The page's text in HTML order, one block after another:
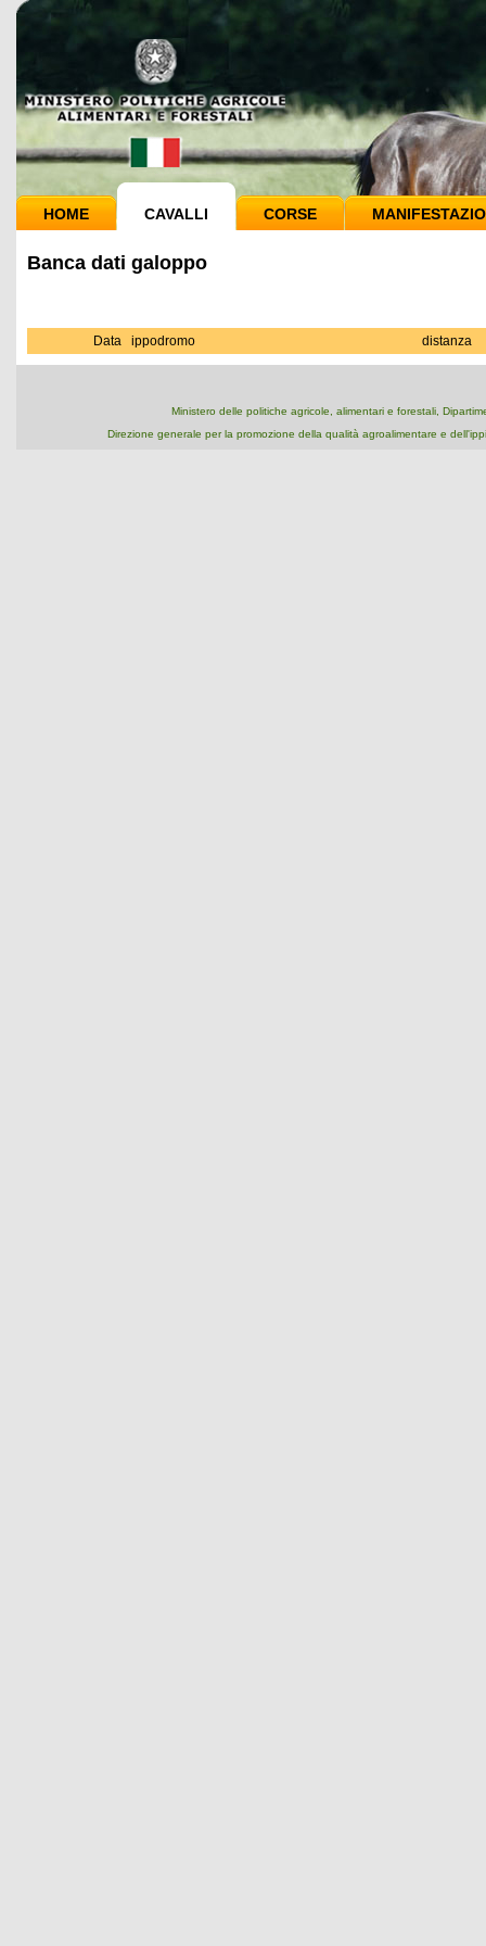
HOME CAVALLI CORSE
Banca dati galoppo
Data ippodromo distanza
Ministero delle politiche agricole, alimentari e forestali,
Direzione generale per la promozione della qualità agroalimentare e